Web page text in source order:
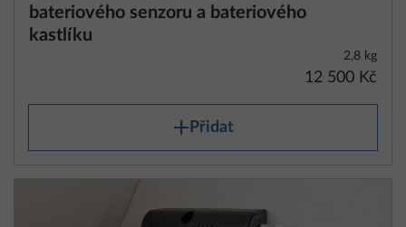
bateriového senzoru a bateriového
kastlíku
2,8 kg
12 500 Kč
Přidat